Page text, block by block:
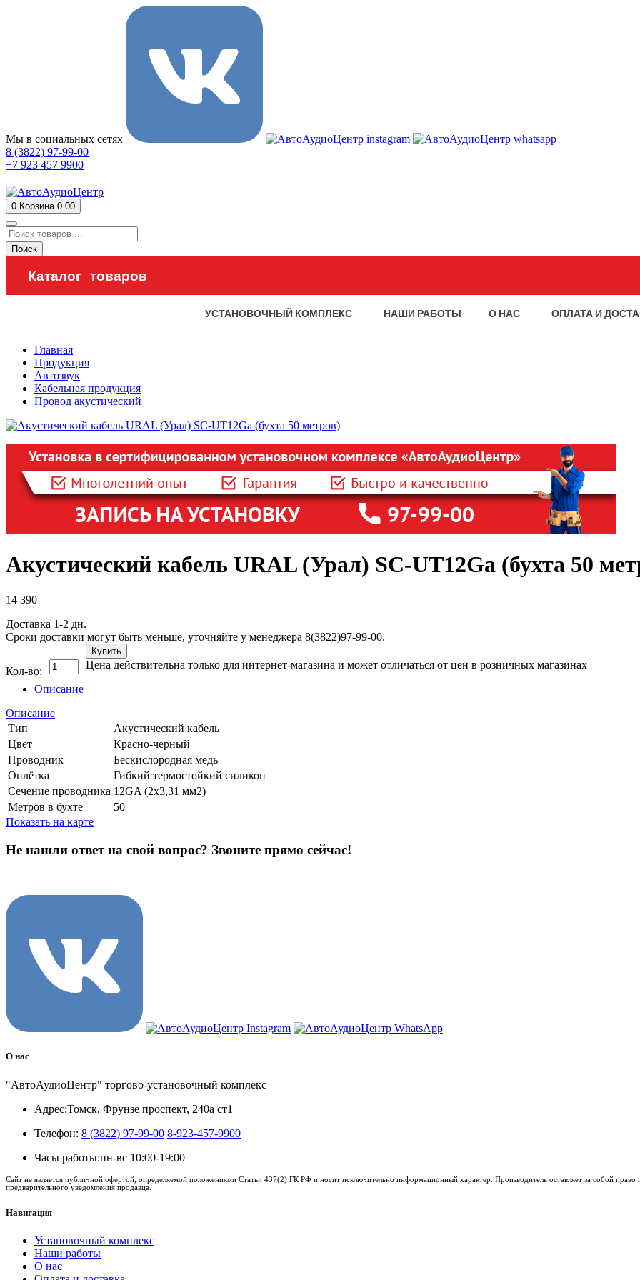
Мы в социальных сетях
8 (3822) 97-99-00
+7 923 457 9900
0 Корзина 0.00
Поиск
Каталог товаров
УСТАНОВОЧНЫЙ КОМПЛЕКС НАШИ РАБОТЫ О НАС ОПЛАТА И
Главная
Продукция
Автозвук
Кабельная продукция
Провод акустический
Акустический кабель URAL (Урал) SC-UT12Ga (бухта 50
14 390
Доставка 1-2 дн.
Сроки доставки могут быть меньше, уточняйте у менеджера 8(3822)97-99-00.
Кол-во:
Купить
Цена действительна только для интернет-магазина и может отличаться от цен в розничных магазинах
Описание
Описание
Тип
Акустический кабель
Цвет
Красно-черный
Проводник
Бескислородная медь
Оплётка
Гибкий термостойкий силикон
Сечение проводника 12GA (2х3,31 мм2)
Метров в бухте
50
Показать на карте
Не нашли ответ на свой вопрос? Звоните прямо сейчас!
О нас
"АвтоАудиоЦентр" торгово-установочный комплекс
Адрес:Томск, Фрунзе проспект, 240а ст1
Телефон: 8 (3822) 97-99-00 8-923-457-9900
Часы работы:пн-вс 10:00-19:00
Сайт не является публичной офертой, определяемой положениями Статьи 437(2) ГК РФ и носит исключительно информационный характер. Производитель оставляет за собой право
предварительного уведомления продавца.
Навигация
Установочный комплекс
Наши работы
О нас